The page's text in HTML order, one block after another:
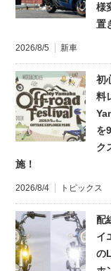
様
置
2026/8/5 新車
初
料
を
ク
施！
2026/8/4 トピックス
配
イ
の